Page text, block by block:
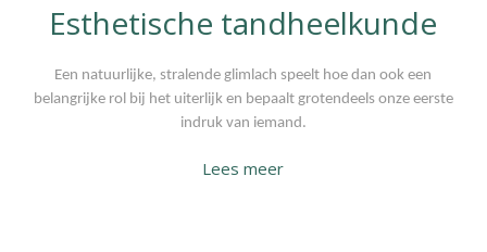
Esthetische tandheelkunde
Een natuurlijke, stralende glimlach speelt hoe dan ook een
belangrijke rol bij het uiterlijk en bepaalt grotendeels onze eerste
indruk van iemand.
Lees meer